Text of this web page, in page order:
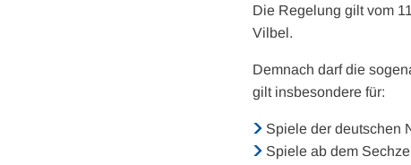
Die Regelung gilt vom
Vilbel.
Demnach darf die
gilt insbesondere für:
Spiele der deutschen
Spiele ab dem